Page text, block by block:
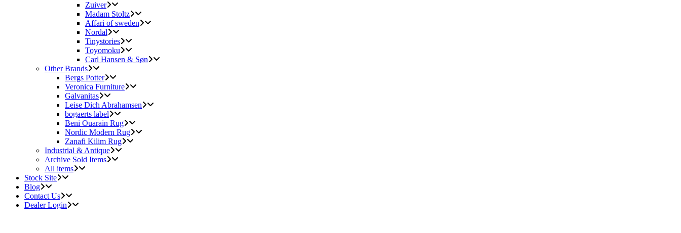
Zuiver
Madam Stoltz
Affari of sweden
Nordal
Tinystories
Toyomoku
Carl Hansen & Søn
Other Brands
Bergs Potter
Veronica Furniture
Galvanitas
Leise Dich Abrahamsen
bogaerts label
Beni Ouarain Rug
Nordic Modern Rug
Zanafi Kilim Rug
Industrial & Antique
Archive Sold Items
All items
Stock Site
Blog
Contact Us
Dealer Login